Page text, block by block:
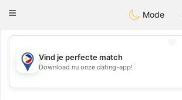
PhilippinesChat
Toggle
Mode
💖
💕
Vind je perfecte match
Download nu onze dating-app!